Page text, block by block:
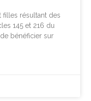
filles résultant des
145 et 216 du
bénéficier sur